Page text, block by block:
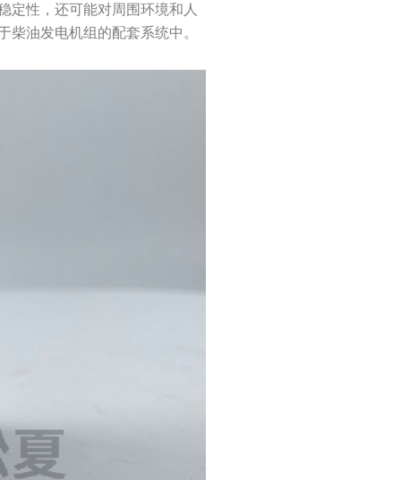
定性，还可能对周围环境和人
油发电机组的配套系统中。